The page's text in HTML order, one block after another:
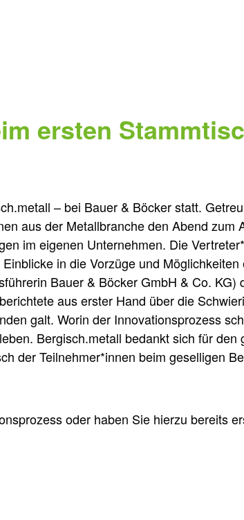
ersten
– bei Bauer & Böcker statt.
aus der Metallbranche den Abend zum
im eigenen Unternehmen. Die
in die Vorzüge und Möglichkeiten
Bauer & Böcker GmbH & Co. KG)
aus erster Hand über die
galt. Worin der Innovationsprozess
Bergisch.metall bedankt sich für den
der Teilnehmer*innen beim geselligen
oder haben Sie hierzu bereits